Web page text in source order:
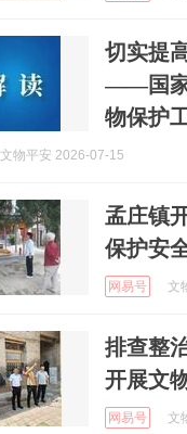
切实提
——国家
物保护
文物平安 2026-07-15
孟庄镇
保护安
网易号 文
排查整
开展文
网易号 文